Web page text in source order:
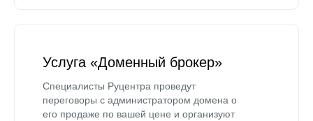
Услуга «Доменный брокер»
Специалисты Руцентра проведут
переговоры с администратором домена о
его продаже по вашей цене и организуют